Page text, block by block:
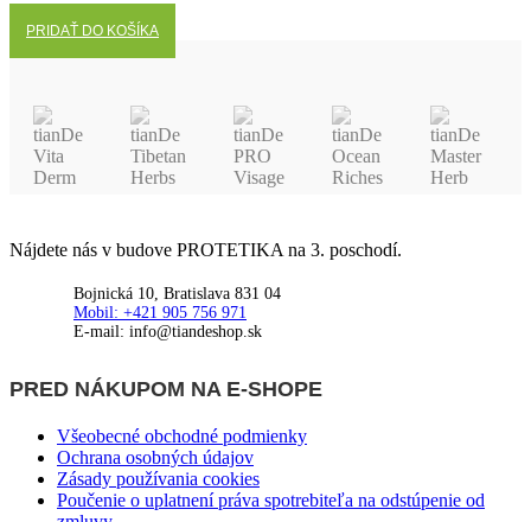
PRIDAŤ DO KOŠÍKA
Nájdete nás v budove PROTETIKA na 3. poschodí.
Bojnická 10, Bratislava 831 04
Mobil: +421 905 756 971
E-mail: info@tiandeshop.sk
PRED NÁKUPOM NA E-SHOPE
Všeobecné obchodné podmienky
Ochrana osobných údajov
Zásady používania cookies
Poučenie o uplatnení práva spotrebiteľa na odstúpenie od